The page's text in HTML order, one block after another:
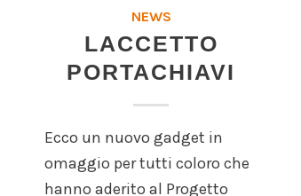
NEWS
LACCETTO
PORTACHIAVI
Ecco un nuovo gadget in
omaggio per tutti coloro che
hanno aderito al Progetto